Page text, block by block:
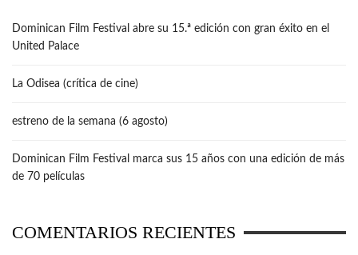
Dominican Film Festival abre su 15.ª edición con gran éxito en el
United Palace
La Odisea (crítica de cine)
estreno de la semana (6 agosto)
Dominican Film Festival marca sus 15 años con una edición de más
de 70 películas
COMENTARIOS RECIENTES